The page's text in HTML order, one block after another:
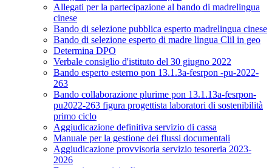
Allegati per la partecipazione al bando di madrelingua
cinese
Bando di selezione pubblica esperto madrelingua cinese
Bando di selezione esperto di madre lingua Clil in geo
Determina DPO
Verbale consiglio d'istituto del 30 giugno 2022
Bando esperto esterno pon 13.1.3a-fesrpon -pu-2022-
263
Bando collaborazione plurime pon 13.1.13a-fesrpon-
pu2022-263 figura progettista laboratori di sostenibilità
primo ciclo
Aggiudicazione definitiva servizio di cassa
Manuale per la gestione dei flussi documentali
Aggiudicazione provvisoria servizio tesoreria 2023-
2026